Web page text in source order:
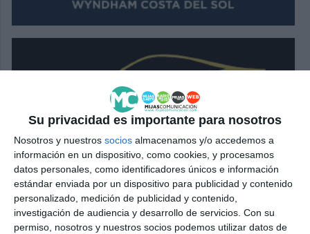
Su privacidad es importante para nosotros
Nosotros y nuestros socios almacenamos y/o accedemos a
información en un dispositivo, como cookies, y procesamos
datos personales, como identificadores únicos e información
estándar enviada por un dispositivo para publicidad y contenido
personalizado, medición de publicidad y contenido,
investigación de audiencia y desarrollo de servicios. Con su
permiso, nosotros y nuestros socios podemos utilizar datos de